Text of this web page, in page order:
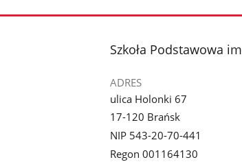
stopka
Szkoła Podstawowa
ADRES
ulica Holonki 67
17-120 Brańsk
NIP 543-20-70-441
Regon 001164130